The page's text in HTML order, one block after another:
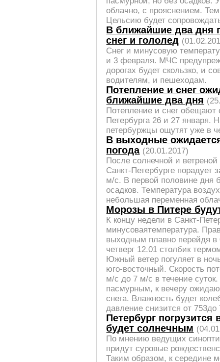
облачно, с прояснением.
Цельсию будет
В ближайшие два дня
снег и гололед
Снег и минусовую
и 3 февраля. МЧС
дорогах будет скользко, и
водителям, и пешеходам.
Потепление и снег
ближайшие два дня
Потепление и снег обещают
Петербурга 26 и 27 января.
петербуржцы ощутят уже в
В выходные
погода (20.01.2017)
После солнечной и
Санкт-Петербурге порадует
м/с. В первой половине дня
осадков. Температура
небольшая переменная
Морозы в Питере
К концу недели в Санкт-
минусоваятемпература.
выходным плавно перейдя
четверг 12.01 столбик
Южный ветер погуляет в
юго-восточный. Скорость
м/с до 7 м/с в течение
пасмурным, к вечеру
снега. Влажность будет
давление снизится от 753до
Петербург
будет солнечным
По мнению ведущих
придут суровые
Таким образом, к середине